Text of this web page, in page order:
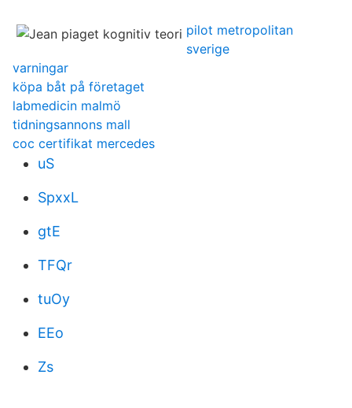
pilot metropolitan
sverige
varningar
köpa båt på företaget
labmedicin malmö
tidningsannons mall
coc certifikat mercedes
uS
SpxxL
gtE
TFQr
tuOy
EEo
Zs